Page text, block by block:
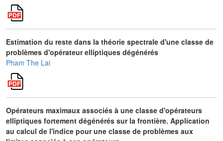
Estimation du reste dans la théorie spectrale d'une classe de
problèmes d'opérateur elliptiques dégénérés
Pham The Lai
Opérateurs maximaux associés à une classe d'opérateurs
elliptiques fortement dégénérés sur la frontière. Application
au calcul de l'indice pour une classe de problèmes aux